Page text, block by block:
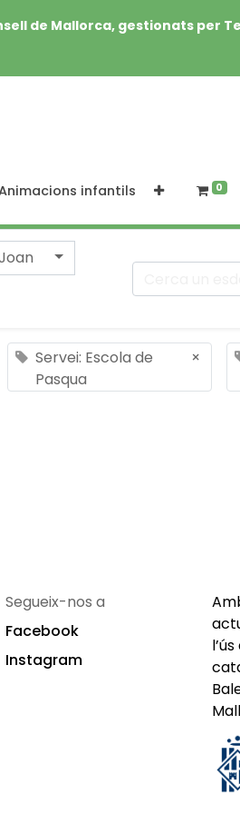
de Mallorca, gestionats per
infantils 0
Servei: Escola de
Pasqua
×
Segueix-nos a
Facebook
Instagram